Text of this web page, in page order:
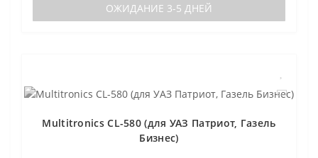
ОЖИДАНИЕ 3-5 ДНЕЙ
Multitronics CL-580 (для УАЗ Патриот, Газель
Бизнес)